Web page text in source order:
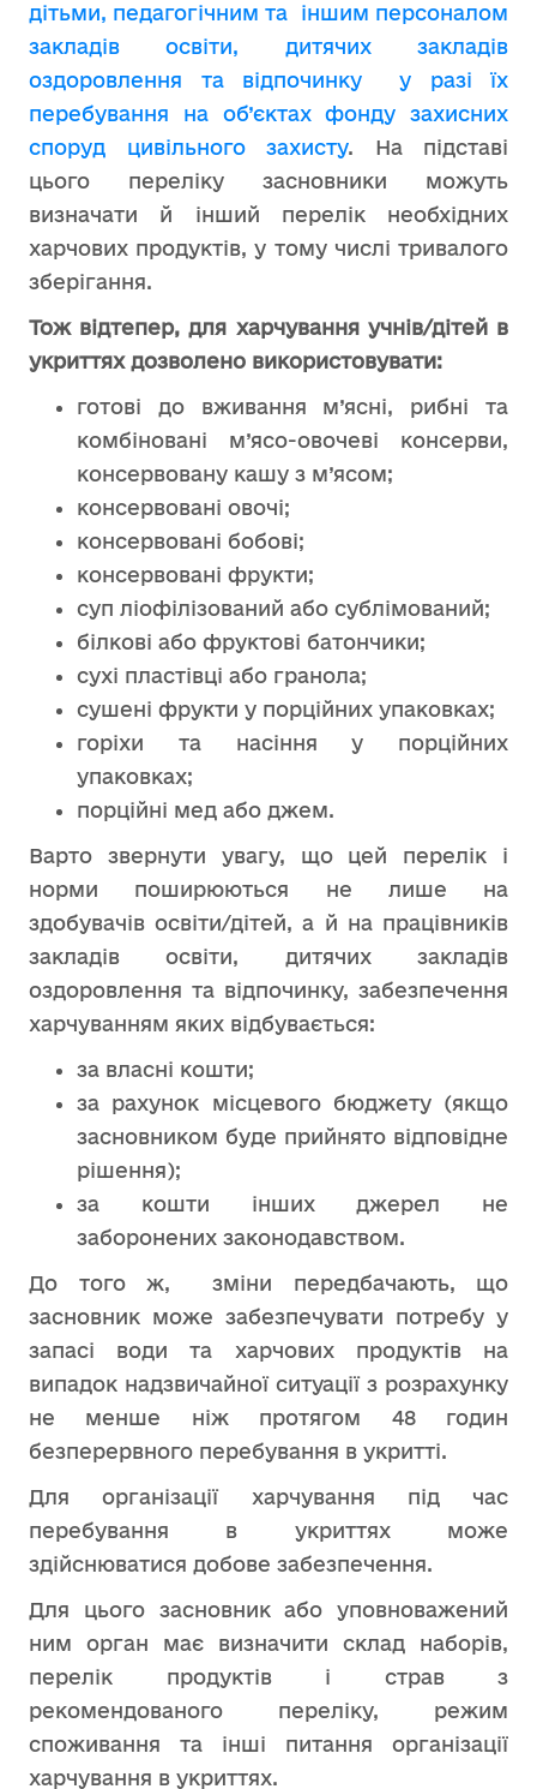
дітьми, педагогічним та іншим персоналом
закладів освіти, дитячих закладів
оздоровлення та відпочинку у разі їх
перебування на об’єктах фонду захисних
споруд цивільного захисту. На підставі
цього переліку засновники можуть
визначати й інший перелік необхідних
харчових продуктів, у тому числі тривалого
зберігання.
Тож відтепер, для харчування учнів/дітей в
укриттях дозволено використовувати:
готові до вживання м’ясні, рибні та
комбіновані м’ясо-овочеві консерви,
консервовану кашу з м’ясом;
консервовані овочі;
консервовані бобові;
консервовані фрукти;
суп ліофілізований або сублімований;
білкові або фруктові батончики;
сухі пластівці або гранола;
сушені фрукти у порційних упаковках;
горіхи та насіння у порційних
упаковках;
порційні мед або джем.
Варто звернути увагу, що цей перелік і
норми поширюються не лише на
здобувачів освіти/дітей, а й на працівників
закладів освіти, дитячих закладів
оздоровлення та відпочинку, забезпечення
харчуванням яких відбувається:
за власні кошти;
за рахунок місцевого бюджету (якщо
засновником буде прийнято відповідне
рішення);
за кошти інших джерел не
заборонених законодавством.
До того ж, зміни передбачають, що
засновник може забезпечувати потребу у
запасі води та харчових продуктів на
випадок надзвичайної ситуації з розрахунку
не менше ніж протягом 48 годин
безперервного перебування в укритті.
Для організації харчування під час
перебування в укриттях може
здійснюватися добове забезпечення.
Для цього засновник або уповноважений
ним орган має визначити склад наборів,
перелік продуктів і страв з
рекомендованого переліку, режим
споживання та інші питання організації
харчування в укриттях.